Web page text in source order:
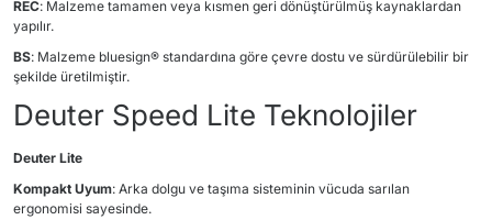
REC: Malzeme tamamen veya kısmen geri dönüştürülmüş kaynaklardan
yapılır.
BS: Malzeme bluesign® standardına göre çevre dostu ve sürdürülebilir bir
şekilde üretilmiştir.
Deuter Speed Lite Teknolojiler
Deuter Lite
Kompakt Uyum: Arka dolgu ve taşıma sisteminin vücuda sarılan
ergonomisi sayesinde.